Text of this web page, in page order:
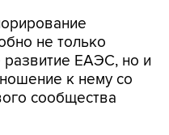
не только
ЕАЭС, но и
к нему со
сообщества